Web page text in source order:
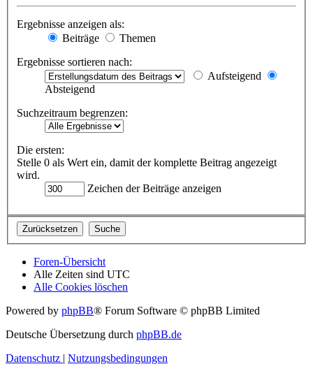
Ergebnisse anzeigen als:
Beiträge
Themen
Ergebnisse sortieren nach:
Aufsteigend
Absteigend
Suchzeitraum begrenzen:
Die ersten:
Stelle 0 als Wert ein, damit der komplette Beitrag angezeigt
wird.
Zeichen der Beiträge anzeigen
Foren-Übersicht
Alle Zeiten sind UTC
Alle Cookies löschen
Powered by phpBB® Forum Software © phpBB Limited
Deutsche Übersetzung durch phpBB.de
Datenschutz | Nutzungsbedingungen